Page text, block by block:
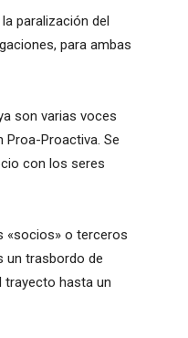
paralización del
para ambas
son varias voces
Proa-Proactiva. Se
con los seres
«socios» o terceros
un trasbordo de
trayecto hasta un